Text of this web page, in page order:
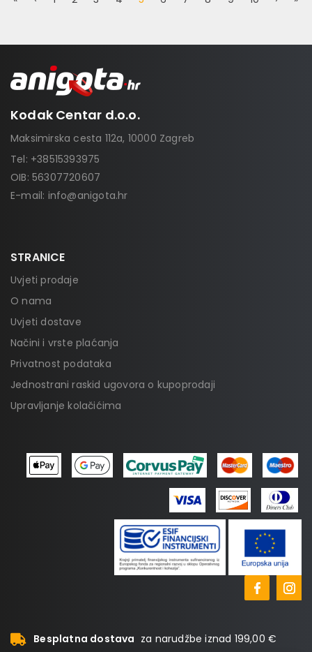
Kodak Centar d.o.o.
Maksimirska cesta 112a, 10000 Zagreb
Tel: +38515393975
OIB: 56307720607
E-mail: info@anigota.hr
STRANICE
Uvjeti prodaje
O nama
Uvjeti dostave
Načini i vrste plaćanja
Privatnost podataka
Jednostrani raskid ugovora o kupoprodaji
Upravljanje kolačićima
Besplatna dostava za narudžbe iznad 199,00 €